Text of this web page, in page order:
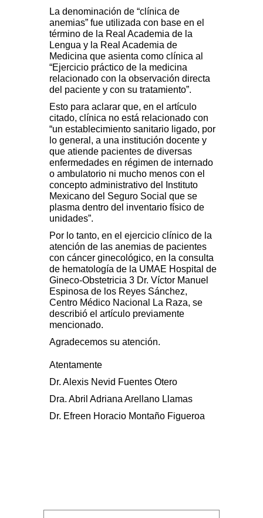
La denominación de “clínica de
anemias” fue utilizada con base en el
término de la Real Academia de la
Lengua y la Real Academia de
Medicina que asienta como clínica al
“Ejercicio práctico de la medicina
relacionado con la observación directa
del paciente y con su tratamiento”.
Esto para aclarar que, en el artículo
citado, clínica no está relacionado con
“un establecimiento sanitario ligado, por
lo general, a una institución docente y
que atiende pacientes de diversas
enfermedades en régimen de internado
o ambulatorio ni mucho menos con el
concepto administrativo del Instituto
Mexicano del Seguro Social que se
plasma dentro del inventario físico de
unidades”.
Por lo tanto, en el ejercicio clínico de la
atención de las anemias de pacientes
con cáncer ginecológico, en la consulta
de hematología de la UMAE Hospital de
Gineco-Obstetricia 3 Dr. Víctor Manuel
Espinosa de los Reyes Sánchez,
Centro Médico Nacional La Raza, se
describió el artículo previamente
mencionado.
Agradecemos su atención.
Atentamente
Dr. Alexis Nevid Fuentes Otero
Dra. Abril Adriana Arellano Llamas
Dr. Efreen Horacio Montaño Figueroa